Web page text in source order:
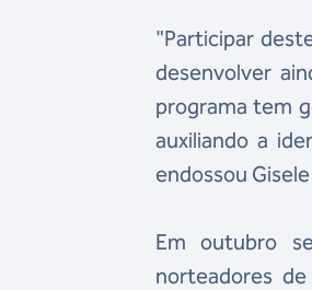
"Participar
desenvolver
programa tem
auxiliando a
endossou
Em outubro
norteadores